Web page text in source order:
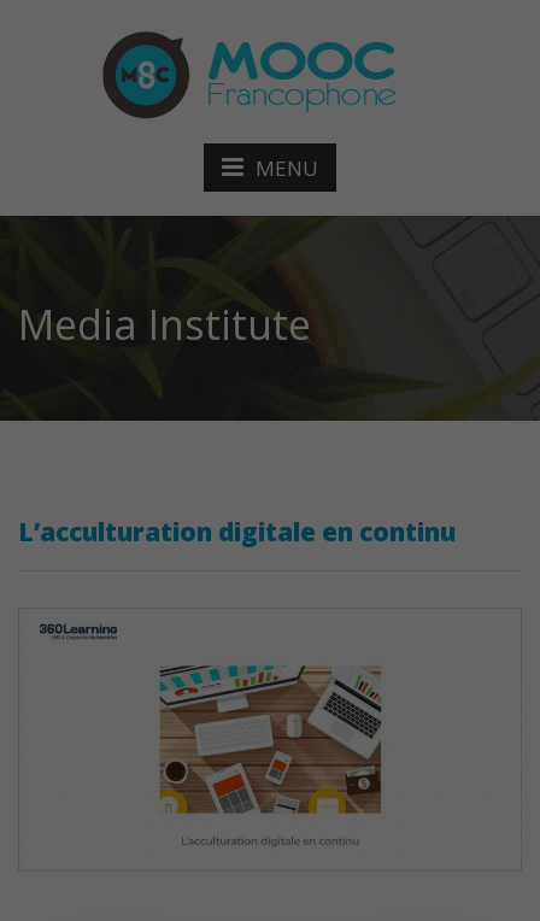
MENU
Media Institute
L’acculturation digitale en continu